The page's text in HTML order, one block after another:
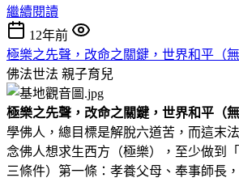
繼續閱讀
12年前
極樂之先聲，改命之關鍵，世界和平（
佛法世法 親子育兒
極樂之先聲，改命之關鍵，世界和平（
學佛人，總目標是解脫六道苦，而這末
念佛人想求生西方（極樂），至少做到
三條件）第一條：孝養父母、奉事師長